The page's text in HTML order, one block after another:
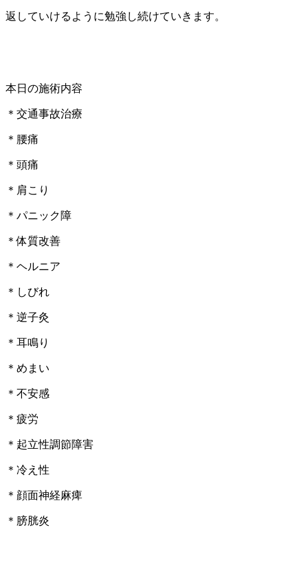
返していけるように勉強し続けていきます。
本日の施術内容
＊交通事故治療
＊腰痛
＊頭痛
＊肩こり
＊パニック障
＊体質改善
＊ヘルニア
＊しびれ
＊逆子灸
＊耳鳴り
＊めまい
＊不安感
＊疲労
＊起立性調節障害
＊冷え性
＊顔面神経麻痺
＊膀胱炎